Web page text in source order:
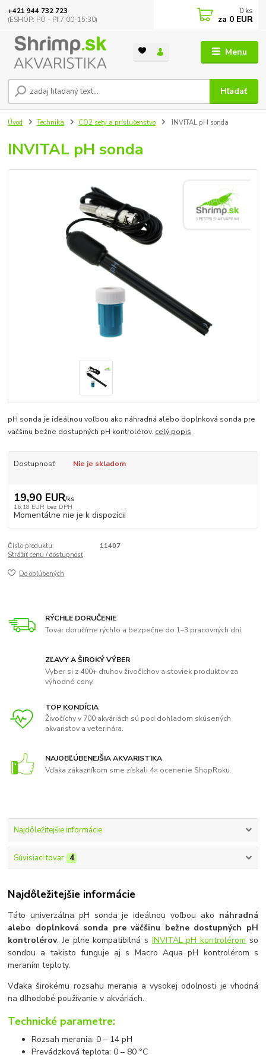
Menu
Hľadať
+421 944 732 723
(ESHOP: PO - PI 7:00-15:30)
0 ks
za 0 EUR
Úvod Technika CO2 sety a príslušenstvo INVITAL pH sonda
INVITAL pH sonda
pH sonda je ideálnou voľbou ako náhradná alebo doplnková sonda pre
väčšinu bežne dostupných pH kontrolérov. celý popis
Dostupnosť Nie je skladom
19,90 EUR/ks
16,18 EUR bez DPH
Momentálne nie je k dispozícii
Číslo produktu:
11407
Strážiť cenu / dostupnosť
Do obľúbených
RÝCHLE DORUČENIE
Tovar doručíme rýchlo a bezpečne do 1–3 pracovných dní.
ZĽAVY A ŠIROKÝ VÝBER
Vyber si z 400+ druhov živočíchov a stoviek produktov za
výhodné ceny.
TOP KONDÍCIA
Živočíchy v 700 akváriách sú pod dohľadom skúsených
akvaristov a veterinára.
NAJOBĽÚBENEJŠIA AKVARISTIKA
Vďaka zákazníkom sme získali 4× ocenenie ShopRoku.
Najdôležitejšie informácie
Súvisiaci tovar 4
Najdôležitejšie informácie
Táto univerzálna pH sonda je ideálnou voľbou ako náhradná
alebo doplnková sonda pre väčšinu bežne dostupných pH
kontrolérov. Je plne kompatibilná s INVITAL pH kontrolérom so
sondou a takisto funguje aj s Macro Aqua pH kontrolérom s
meraním teploty.
Vďaka širokému rozsahu merania a vysokej odolnosti je vhodná
na dlhodobé používanie v akváriách.
Technické parametre:
Rozsah merania: 0 – 14 pH
Prevádzková teplota: 0 – 80 °C